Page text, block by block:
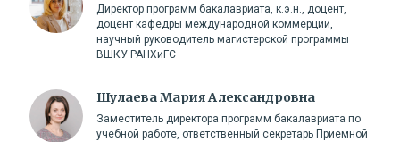
Директор программ бакалавриата, к.э.н., доцент,
доцент кафедры международной коммерции,
научный руководитель магистерской программы
ВШКУ РАНХиГС
Шулаева Мария Александровна
Заместитель директора программ бакалавриата по
учебной работе, ответственный секретарь Приемной